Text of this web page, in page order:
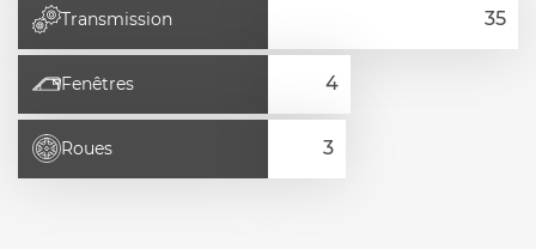
Transmission
Fenêtres
Roues